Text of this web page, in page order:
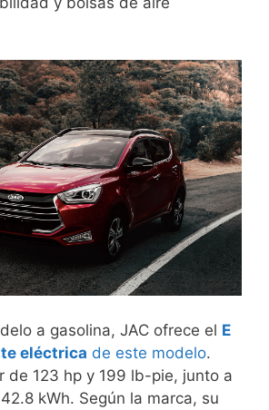
a gasolina, JAC ofrece el E
eléctrica de este modelo.
de 123 hp y 199 lb-pie, junto a
kWh. Según la marca, su